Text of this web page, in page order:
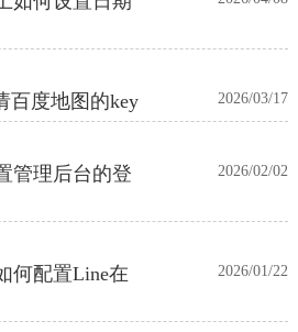
百度地图的key 2026/03/17
管理后台的登
2026/02/02
何配置Line在
2026/01/22